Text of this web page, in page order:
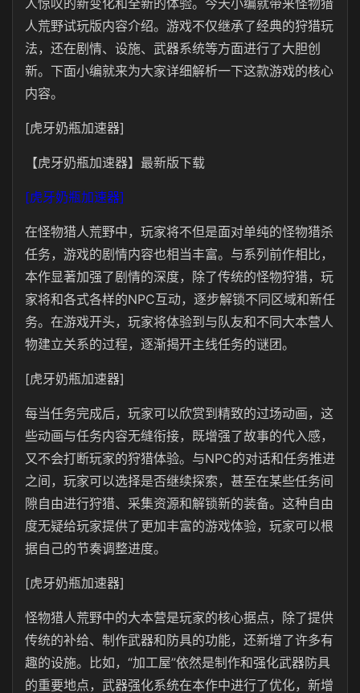
人惊叹的新变化和全新的体验。今天小编就带来怪物猎
人荒野试玩版内容介绍。游戏不仅继承了经典的狩猎玩
法，还在剧情、设施、武器系统等方面进行了大胆创
新。下面小编就来为大家详细解析一下这款游戏的核心
内容。
[虎牙奶瓶加速器]
【虎牙奶瓶加速器】最新版下载
[虎牙奶瓶加速器]
在怪物猎人荒野中，玩家将不但是面对单纯的怪物猎杀
任务，游戏的剧情内容也相当丰富。与系列前作相比，
本作显著加强了剧情的深度，除了传统的怪物狩猎，玩
家将和各式各样的NPC互动，逐步解锁不同区域和新任
务。在游戏开头，玩家将体验到与队友和不同大本营人
物建立关系的过程，逐渐揭开主线任务的谜团。
[虎牙奶瓶加速器]
每当任务完成后，玩家可以欣赏到精致的过场动画，这
些动画与任务内容无缝衔接，既增强了故事的代入感，
又不会打断玩家的狩猎体验。与NPC的对话和任务推进
之间，玩家可以选择是否继续探索，甚至在某些任务间
隙自由进行狩猎、采集资源和解锁新的装备。这种自由
度无疑给玩家提供了更加丰富的游戏体验，玩家可以根
据自己的节奏调整进度。
[虎牙奶瓶加速器]
怪物猎人荒野中的大本营是玩家的核心据点，除了提供
传统的补给、制作武器和防具的功能，还新增了许多有
趣的设施。比如，“加工屋”依然是制作和强化武器防具
的重要地点，武器强化系统在本作中进行了优化，新增